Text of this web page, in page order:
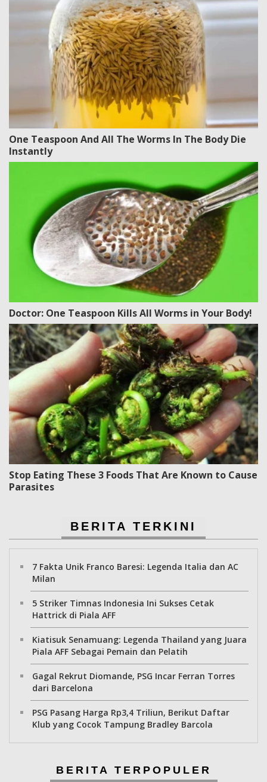
One Teaspoon And All The Worms In The Body Die
Instantly
Doctor: One Teaspoon Kills All Worms in Your Body!
Stop Eating These 3 Foods That Are Known to Cause
Parasites
BERITA TERKINI
7 Fakta Unik Franco Baresi: Legenda Italia dan AC
Milan
5 Striker Timnas Indonesia Ini Sukses Cetak
Hattrick di Piala AFF
Kiatisuk Senamuang: Legenda Thailand yang Juara
Piala AFF Sebagai Pemain dan Pelatih
Gagal Rekrut Diomande, PSG Incar Ferran Torres
dari Barcelona
PSG Pasang Harga Rp3,4 Triliun, Berikut Daftar
Klub yang Cocok Tampung Bradley Barcola
BERITA TERPOPULER